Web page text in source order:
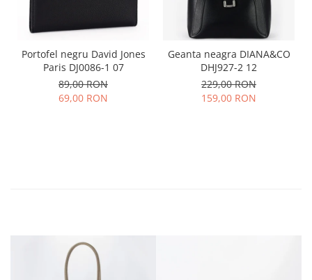
Portofel negru David Jones
Paris DJ0086-1 07
89,00 RON
69,00 RON
Geanta neagra DIANA&CO
DHJ927-2 12
229,00 RON
159,00 RON